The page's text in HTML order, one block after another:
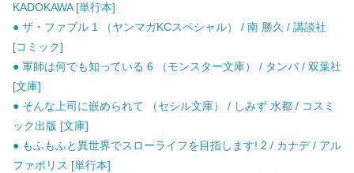
KADOKAWA [単行本]
● ザ・ファブル 1 （ヤンマガKCスペシャル） / 南 勝久 / 講談社
[コミック]
● 軍師は何でも知っている 6 （モンスター文庫） / タンバ / 双葉社
[文庫]
● そんな上司に嵌められて （セシル文庫） / しみず 水都 / コスミ
ック出版 [文庫]
● もふもふと異世界でスローライフを目指します! 2 / カナデ / アル
ファポリス [単行本]